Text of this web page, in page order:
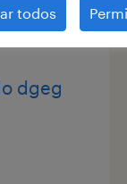
dgeg
todos